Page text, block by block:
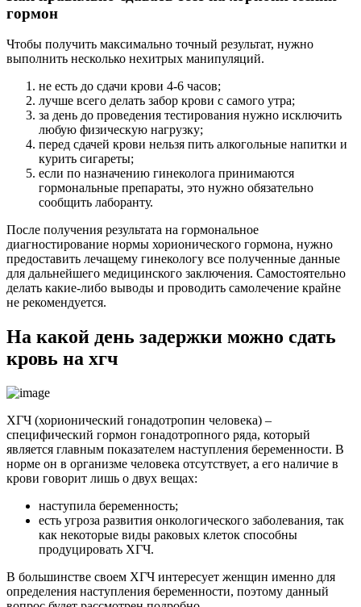
гормон
Чтобы получить максимально точный результат, нужно
выполнить несколько нехитрых манипуляций.
не есть до сдачи крови 4-6 часов;
лучше всего делать забор крови с самого утра;
за день до проведения тестирования нужно исключить
любую физическую нагрузку;
перед сдачей крови нельзя пить алкогольные напитки и
курить сигареты;
если по назначению гинеколога принимаются
гормональные препараты, это нужно обязательно
сообщить лаборанту.
После получения результата на гормональное
диагностирование нормы хорионического гормона, нужно
предоставить лечащему гинекологу все полученные данные
для дальнейшего медицинского заключения. Самостоятельно
делать какие-либо выводы и проводить самолечение крайне
не рекомендуется.
На какой день задержки можно сдать
кровь на хгч
ХГЧ (хорионический гонадотропин человека) –
специфический гормон гонадотропного ряда, который
является главным показателем наступления беременности. В
норме он в организме человека отсутствует, а его наличие в
крови говорит лишь о двух вещах:
наступила беременность;
есть угроза развития онкологического заболевания, так
как некоторые виды раковых клеток способны
продуцировать ХГЧ.
В большинстве своем ХГЧ интересует женщин именно для
определения наступления беременности, поэтому данный